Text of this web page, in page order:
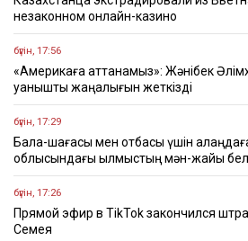
незаконном онлайн-казино
бүгін, 17:56
«Америкаға аттанамыз»: Жәнібек
қуанышты жаңалығын жеткізді
бүгін, 17:29
Бала-шағасы мен отбасы үшін
облысындағы қылмыстың мән-жайы
бүгін, 17:26
Прямой эфир в TikTok закончился
Семея